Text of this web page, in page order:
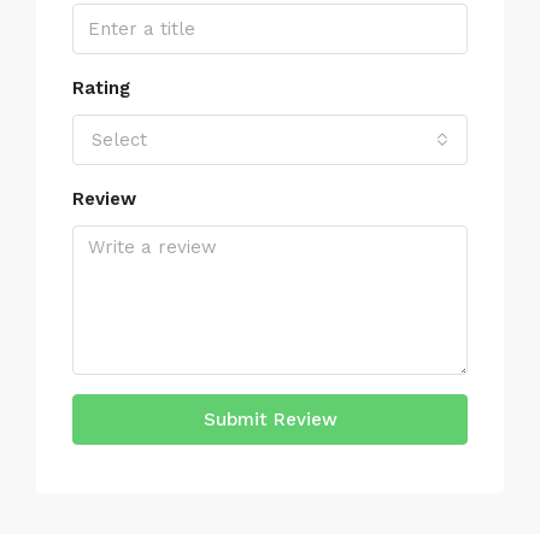
Rating
Select
Review
Submit Review